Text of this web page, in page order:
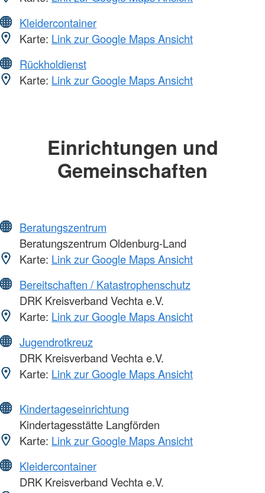
Kleidercontainer
Karte: Link zur Google Maps Ansicht
Rückholdienst
Karte: Link zur Google Maps Ansicht
Einrichtungen und
Gemeinschaften
Beratungszentrum
Beratungszentrum Oldenburg-Land
Karte: Link zur Google Maps Ansicht
Bereitschaften / Katastrophenschutz
DRK Kreisverband Vechta e.V.
Karte: Link zur Google Maps Ansicht
Jugendrotkreuz
DRK Kreisverband Vechta e.V.
Karte: Link zur Google Maps Ansicht
Kindertageseinrichtung
Kindertagesstätte Langförden
Karte: Link zur Google Maps Ansicht
Kleidercontainer
DRK Kreisverband Vechta e.V.